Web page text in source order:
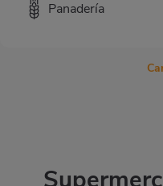
Panadería